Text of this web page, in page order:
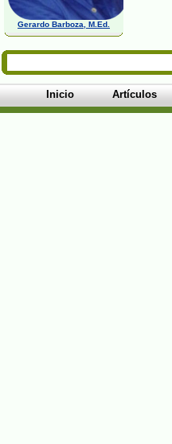
Gerardo Barboza, M.Ed.
Inicio Artículos